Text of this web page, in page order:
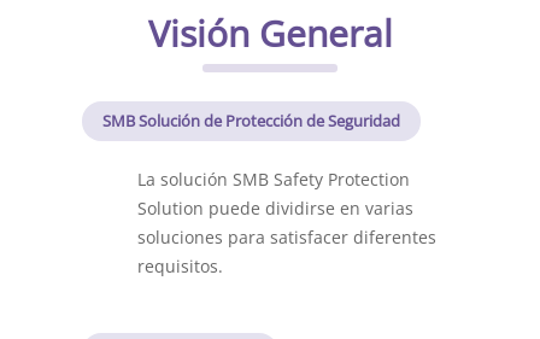
Visión General
SMB Solución de Protección de Seguridad
La solución SMB Safety Protection
Solution puede dividirse en varias
soluciones para satisfacer diferentes
requisitos.